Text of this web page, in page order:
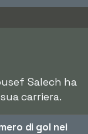
Salech ha
carriera.
di gol nei